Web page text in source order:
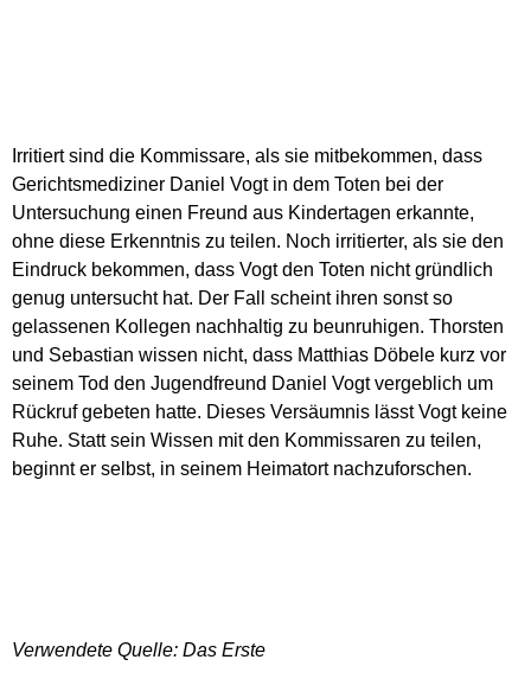
Irritiert sind die Kommissare, als sie mitbekommen, dass
Gerichtsmediziner Daniel Vogt in dem Toten bei der
Untersuchung einen Freund aus Kindertagen erkannte,
ohne diese Erkenntnis zu teilen. Noch irritierter, als sie den
Eindruck bekommen, dass Vogt den Toten nicht gründlich
genug untersucht hat. Der Fall scheint ihren sonst so
gelassenen Kollegen nachhaltig zu beunruhigen. Thorsten
und Sebastian wissen nicht, dass Matthias Döbele kurz vor
seinem Tod den Jugendfreund Daniel Vogt vergeblich um
Rückruf gebeten hatte. Dieses Versäumnis lässt Vogt keine
Ruhe. Statt sein Wissen mit den Kommissaren zu teilen,
beginnt er selbst, in seinem Heimatort nachzuforschen.
Verwendete Quelle: Das Erste